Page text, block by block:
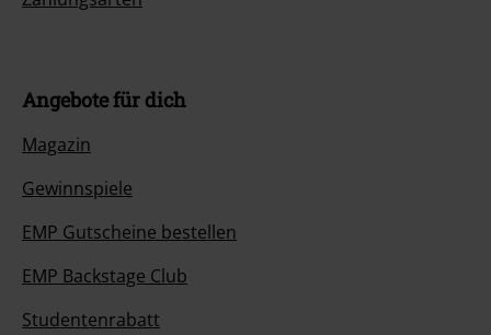
Angebote für dich
Magazin
Gewinnspiele
EMP Gutscheine bestellen
EMP Backstage Club
Studentenrabatt